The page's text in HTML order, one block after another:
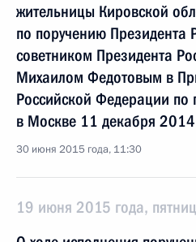
жительницы Кировской
по поручению Президента
советником Президента
Михаилом Федотовым в
Российской Федерации по
в Москве 11 декабря 2014
30 июня 2015 года, 11:30
19 июня 2015 года,